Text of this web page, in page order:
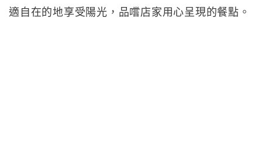
適自在的地享受陽光，品嚐店家用心呈現的餐點。